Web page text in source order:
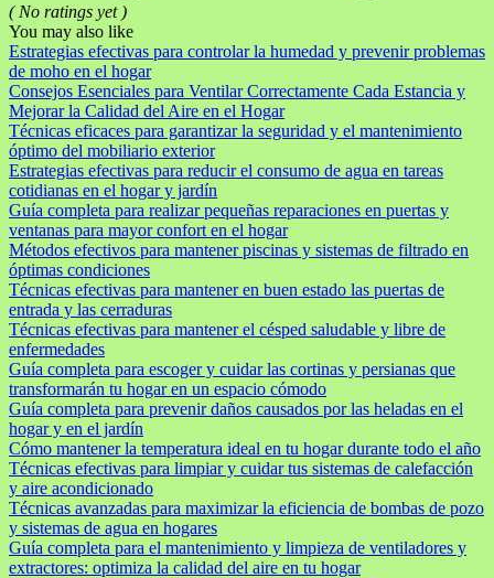
( No ratings yet )
You may also like
Estrategias efectivas para controlar la humedad y prevenir problemas
de moho en el hogar
Consejos Esenciales para Ventilar Correctamente Cada Estancia y
Mejorar la Calidad del Aire en el Hogar
Técnicas eficaces para garantizar la seguridad y el mantenimiento
óptimo del mobiliario exterior
Estrategias efectivas para reducir el consumo de agua en tareas
cotidianas en el hogar y jardín
Guía completa para realizar pequeñas reparaciones en puertas y
ventanas para mayor confort en el hogar
Métodos efectivos para mantener piscinas y sistemas de filtrado en
óptimas condiciones
Técnicas efectivas para mantener en buen estado las puertas de
entrada y las cerraduras
Técnicas efectivas para mantener el césped saludable y libre de
enfermedades
Guía completa para escoger y cuidar las cortinas y persianas que
transformarán tu hogar en un espacio cómodo
Guía completa para prevenir daños causados por las heladas en el
hogar y en el jardín
Cómo mantener la temperatura ideal en tu hogar durante todo el año
Técnicas efectivas para limpiar y cuidar tus sistemas de calefacción
y aire acondicionado
Técnicas avanzadas para maximizar la eficiencia de bombas de pozo
y sistemas de agua en hogares
Guía completa para el mantenimiento y limpieza de ventiladores y
extractores: optimiza la calidad del aire en tu hogar